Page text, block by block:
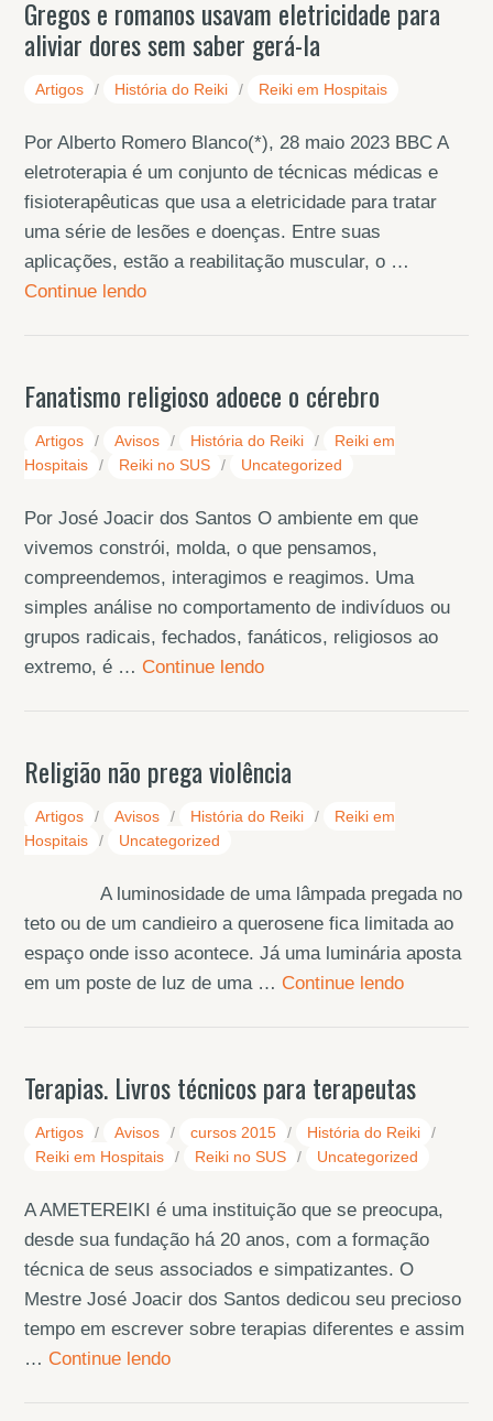
Gregos e romanos usavam eletricidade para
aliviar dores sem saber gerá-la
Artigos / História do Reiki / Reiki em Hospitais
Por Alberto Romero Blanco(*), 28 maio 2023 BBC A
eletroterapia é um conjunto de técnicas médicas e
fisioterapêuticas que usa a eletricidade para tratar
uma série de lesões e doenças. Entre suas
aplicações, estão a reabilitação muscular, o …
Continue lendo
Fanatismo religioso adoece o cérebro
Artigos / Avisos / História do Reiki /
Reiki em
Hospitais
/ Reiki no SUS / Uncategorized
Por José Joacir dos Santos O ambiente em que
vivemos constrói, molda, o que pensamos,
compreendemos, interagimos e reagimos. Uma
simples análise no comportamento de indivíduos ou
grupos radicais, fechados, fanáticos, religiosos ao
extremo, é … Continue lendo
Religião não prega violência
Artigos / Avisos / História do Reiki /
Reiki em
Hospitais
/ Uncategorized
A luminosidade de uma lâmpada pregada no
teto ou de um candieiro a querosene fica limitada ao
espaço onde isso acontece. Já uma luminária aposta
em um poste de luz de uma … Continue lendo
Terapias. Livros técnicos para terapeutas
Artigos / Avisos / cursos 2015 / História do Reiki
/
Reiki em Hospitais
/ Reiki no SUS / Uncategorized
A AMETEREIKI é uma instituição que se preocupa,
desde sua fundação há 20 anos, com a formação
técnica de seus associados e simpatizantes. O
Mestre José Joacir dos Santos dedicou seu precioso
tempo em escrever sobre terapias diferentes e assim
… Continue lendo